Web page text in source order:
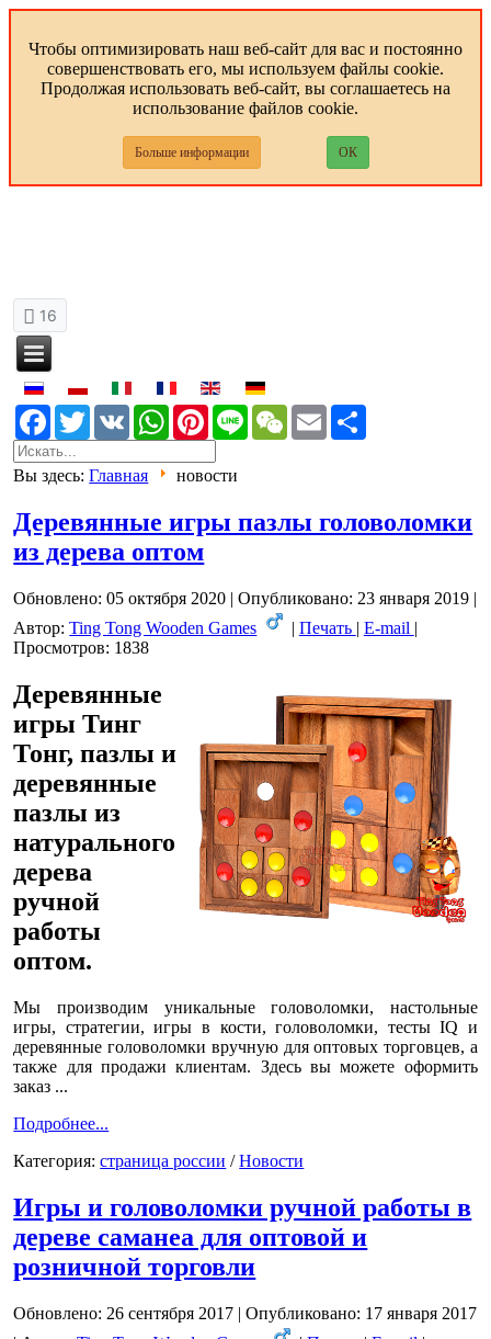
Чтобы оптимизировать наш веб-сайт для вас и постоянно
совершенствовать его, мы используем файлы cookie.
Продолжая использовать веб-сайт, вы соглашаетесь на
использование файлов cookie.
Больше информации ОК
16
FacebookTwitterVK WhatsApp
Pinterest
Line WeChatEmail
Вы здесь:Главная новости
Деревянные игры пазлы головоломки
из дерева оптом
Обновлено: 05 октября 2020 |Опубликовано: 23 января 2019 |
Автор:Ting Tong Wooden Games | Печать | E-mail |
Просмотров: 1838
Деревянные
игры Тинг
Тонг, пазлы и
деревянные
пазлы из
натурального
дерева
ручной
работы
оптом.
Мы производим уникальные головоломки, настольные
игры, стратегии, игры в кости, головоломки, тесты IQ и
деревянные головоломки вручную для оптовых торговцев, а
также для продажи клиентам. Здесь вы можете оформить
заказ ...
Подробнее...
Категория:страница pоссии /Новости
Игры и головоломки ручной работы в
дереве саманеа для оптовой и
розничной торговли
Обновлено: 26 сентября 2017 |Опубликовано: 17 января 2017